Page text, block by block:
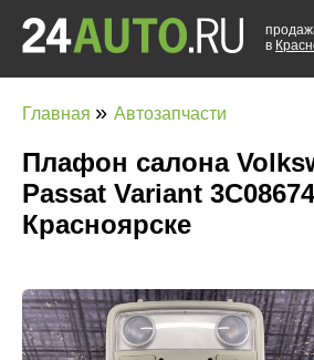
в
Главная » Автозапчасти
Плафон салона
Passat Variant
Красноярске